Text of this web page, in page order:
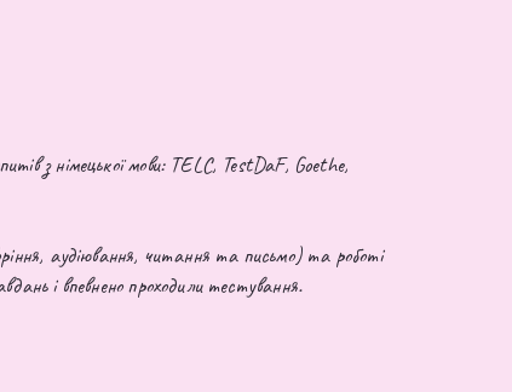
з німецької мови: TELC, TestDaF, Goethe,
аудіювання, читання та письмо) та роботі
і впевнено проходили тестування.